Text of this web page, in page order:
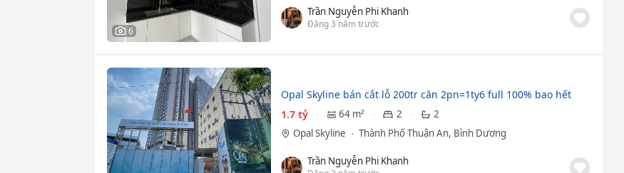
6
Trần Nguyễn Phi Khanh
Đăng 3 năm trước
Opal Skyline bán cắt lỗ 200tr căn 2pn=1ty6 full 100% bao hết
1.7 tỷ
64 m² 2
2
Opal Skyline
Thành Phố Thuận An, Bình Dương
Trần Nguyễn Phi Khanh